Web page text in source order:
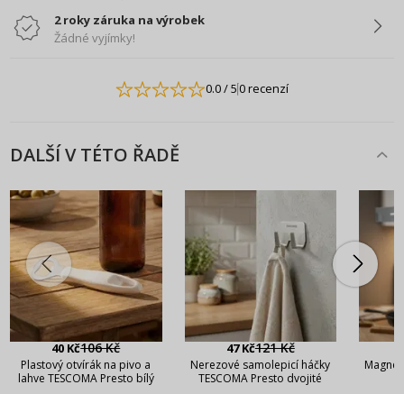
2 roky záruka na výrobek
Žádné vyjímky!
0.0/ 50 recenzí
DALŠÍ V TÉTO ŘADĚ
40 Kč106 Kč
Plastový otvírák na pivo a
lahve TESCOMA Presto bílý
47 Kč121 Kč
Nerezové samolepicí háčky
TESCOMA Presto dvojité